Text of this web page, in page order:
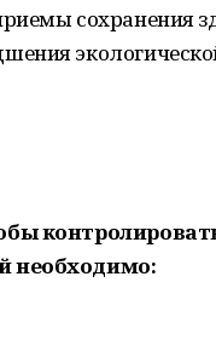
сохранения
необходимо: